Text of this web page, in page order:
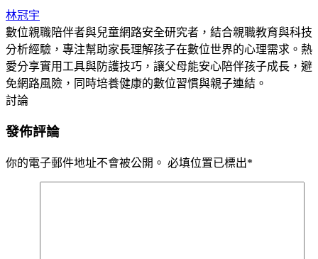
林冠宇
數位親職陪伴者與兒童網路安全研究者，結合親職教育與科技
分析經驗，專注幫助家長理解孩子在數位世界的心理需求。熱
愛分享實用工具與防護技巧，讓父母能安心陪伴孩子成長，避
免網路風險，同時培養健康的數位習慣與親子連結。
討論
發佈評論
你的電子郵件地址不會被公開。 必填位置已標出*